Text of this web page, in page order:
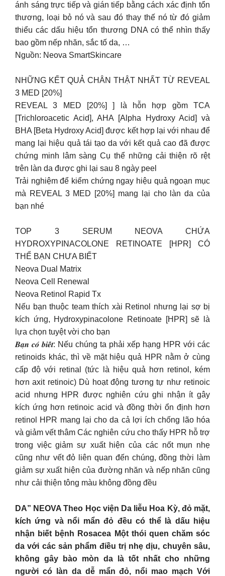
ánh sáng trực tiếp và gián tiếp bằng cách xác định tổn
thương, loại bỏ nó và sau đó thay thế nó từ đó giảm
thiểu các dấu hiệu tổn thương DNA có thể nhìn thấy
bao gồm nếp nhăn, sắc tố da, …
Nguồn: Neova SmartSkincare
NHỮNG KẾT QUẢ CHÂN THẬT NHẤT TỪ REVEAL
3 MED [20%]
REVEAL 3 MED [20%] ] là hỗn hợp gồm TCA
[Trichloroacetic Acid], AHA [Alpha Hydroxy Acid] và
BHA [Beta Hydroxy Acid] được kết hợp lại với nhau để
mang lại hiệu quả tái tạo da với kết quả cao đã được
chứng minh lâm sàng Cụ thể những cải thiện rõ rệt
trên làn da được ghi lại sau 8 ngày peel
Trải nghiệm để kiểm chứng ngay hiệu quả ngoạn mục
mà REVEAL 3 MED [20%] mang lại cho làn da của
bạn nhé
TOP 3 SERUM NEOVA CHỨA
HYDROXYPINACOLONE RETINOATE [HPR] CÓ
THỂ BẠN CHƯA BIẾT
Neova Dual Matrix
Neova Cell Renewal
Neova Retinol Rapid Tx
Nếu bạn thuộc team thích xài Retinol nhưng lại sợ bị
kích ứng, Hydroxypinacolone Retinoate [HPR] sẽ là
lựa chọn tuyệt vời cho bạn
𝑩𝒂̣𝒏 𝒄𝒐́ 𝒃𝒊𝒆̂́𝒕: Nếu chúng ta phải xếp hạng HPR với các
retinoids khác, thì về mặt hiệu quả HPR nằm ở cùng
cấp độ với retinal (tức là hiệu quả hơn retinol, kém
hơn axit retinoic) Dù hoạt động tương tự như retinoic
acid nhưng HPR được nghiên cứu ghi nhận ít gây
kích ứng hơn retinoic acid và đồng thời ổn định hơn
retinol HPR mang lại cho da cả lợi ích chống lão hóa
và giảm vết thâm Các nghiên cứu cho thấy HPR hỗ trợ
trong việc giảm sự xuất hiện của các nốt mụn nhẹ
cũng như vết đỏ liên quan đến chúng, đồng thời làm
giảm sự xuất hiện của đường nhăn và nếp nhăn cũng
như cải thiện tông màu không đồng đều
DA” NEOVA Theo Học viện Da liễu Hoa Kỳ, đỏ mặt,
kích ứng và nổi mẩn đỏ đều có thể là dấu hiệu
nhận biết bệnh Rosacea Một thói quen chăm sóc
da với các sản phẩm điều trị nhẹ dịu, chuyên sâu,
không gây bào mòn da là tốt nhất cho những
người có làn da dễ mẩn đỏ, nổi mao mạch Với